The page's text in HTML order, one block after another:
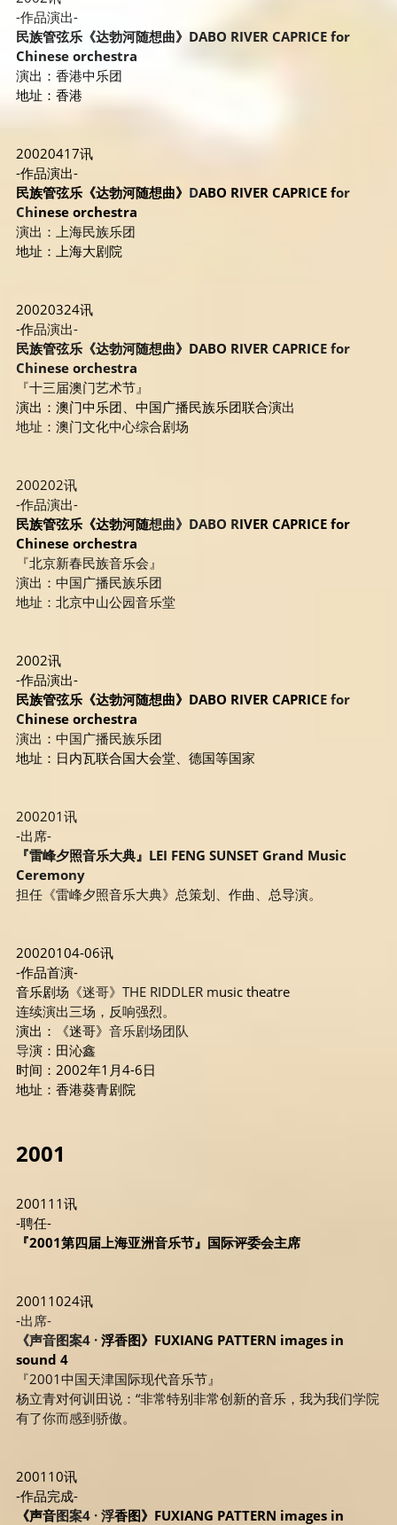
-作品演出-
民族管弦乐《达勃河随想曲》DABO RIVER CAPRICE for
Chinese orchestra
演出：香港中乐团
地址：香港
20020417讯
-作品演出-
民族管弦乐《达勃河随想曲》 DABO RIVER CAPRICE for
Chinese orchestra
演出：上海民族乐团
地址：上海大剧院
20020324讯
-作品演出-
民族管弦乐《达勃河随想曲》DABO RIVER CAPRICE for
Chinese orchestra
『十三届澳门艺术节』
演出：澳门中乐团、中国广播民族乐团联合演出
地址：澳门文化中心综合剧场
200202讯
-作品演出-
民族管弦乐《达勃河随想曲》DABO RIVER CAPRICE for
Chinese orchestra
『北京新春民族音乐会』
演出：中国广播民族乐团
地址：北京中山公园音乐堂
2002讯
-作品演出-
民族管弦乐《达勃河随想曲》DABO RIVER CAPRICE for
Chinese orchestra
演出：中国广播民族乐团
地址：日内瓦联合国大会堂、德国等国家
200201讯
-出席-
『雷峰夕照音乐大典』LEI FENG SUNSET Grand Music
Ceremony
担任《雷峰夕照音乐大典》总策划、作曲、总导演。
20020104-06讯
-作品首演-
音乐剧场《迷哥》THE RIDDLER music theatre
连续演出三场，反响强烈。
演出：《迷哥》 音乐剧场团队
导演：田沁鑫
时间：2002年1月4-6日
地址：香港葵青剧院
2001
200111讯
-聘任-
『2001第四届上海亚洲音乐节』国际评委会主席
20011024讯
-出席-
《声音图案4 · 浮香图》FUXIANG PATTERN images in
sound 4
『2001中国天津国际现代音乐节』
杨立青对何训田说：“非常特别非常创新的音乐，我为我们学院
有了你而感到骄傲。
200110讯
-作品完成-
《声音图案4 · 浮香图》FUXIANG PATTERN images in